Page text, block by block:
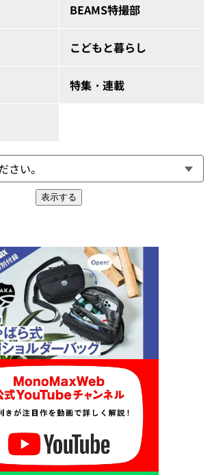
BEAMS特撮部
こどもと暮らし
特集・連載
表示する